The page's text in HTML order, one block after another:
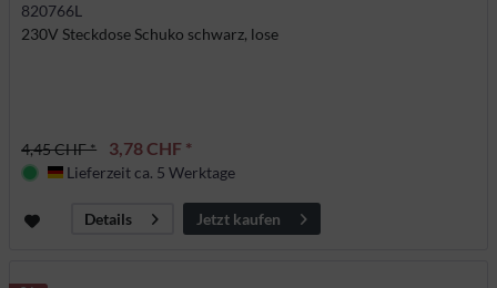
820766L
230V Steckdose Schuko schwarz, lose
4,45 CHF * 3,78 CHF *
Deutschland
Lieferzeit ca. 5 Werktage
Details Jetzt kaufen